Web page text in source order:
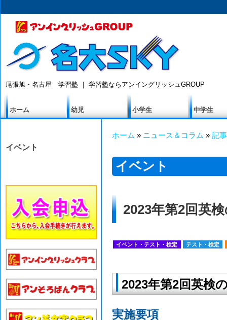
尾張旭・名古屋 学習塾 ｜ 学習塾ならアンイングリッシュGROUP
ホーム 幼児 小学生 中学生
イベント
ホーム » ニュース＆コラム » 記
イベント
2023年第2回英
イベント・テスト・検定 テスト・検定
2023年第2回英検
実施要項